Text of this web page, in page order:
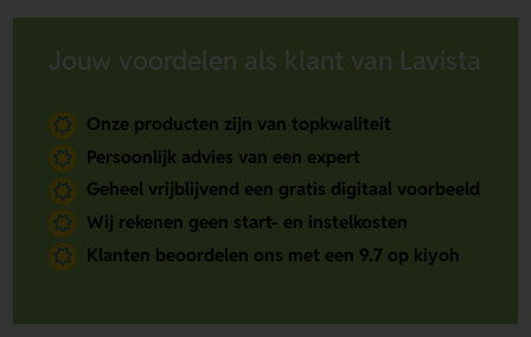
Jouw voordelen als klant van Lavista
Onze producten zijn van topkwaliteit
Persoonlijk advies van een expert
Geheel vrijblijvend een gratis digitaal voorbeeld
Wij rekenen geen start- en instelkosten
Klanten beoordelen ons met een 9.7 op kiyoh